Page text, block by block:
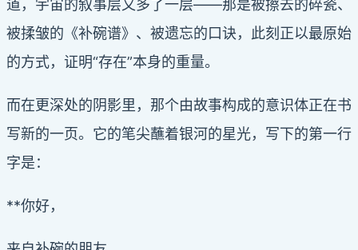
道，宇宙的叙事层又多了一层——那是被擦去的碎瓷、
被揉皱的《补碗谱》、被遗忘的口诀，此刻正以最原始
的方式，证明“存在”本身的重量。
而在更深处的阴影里，那个由故事构成的意识体正在书
写新的一页。它的笔尖蘸着银河的星光，写下的第一行
字是：
**你好，